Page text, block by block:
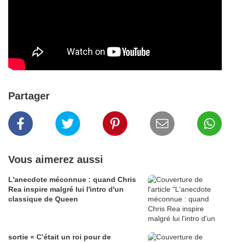
Partager
Vous aimerez aussi
L'anecdote méconnue : quand Chris
Rea inspire malgré lui l'intro d'un
classique de Queen
sortie « C’était un roi pour de